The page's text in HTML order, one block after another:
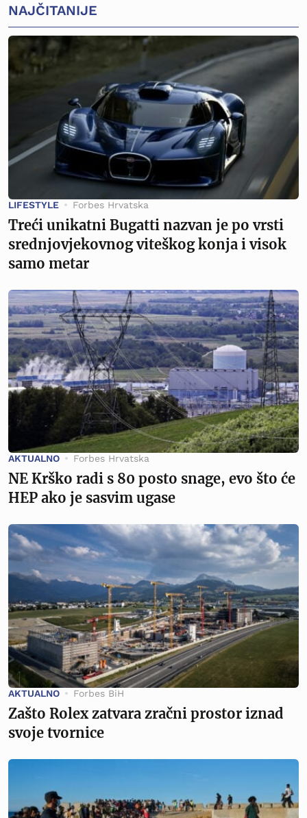
NAJČITANIJE
LIFESTYLE Forbes Hrvatska
Treći unikatni Bugatti nazvan je po vrsti
srednjovjekovnog viteškog konja i visok
samo metar
AKTUALNO Forbes Hrvatska
NE Krško radi s 80 posto snage, evo što će
HEP ako je sasvim ugase
AKTUALNO Forbes BiH
Zašto Rolex zatvara zračni prostor iznad
svoje tvornice